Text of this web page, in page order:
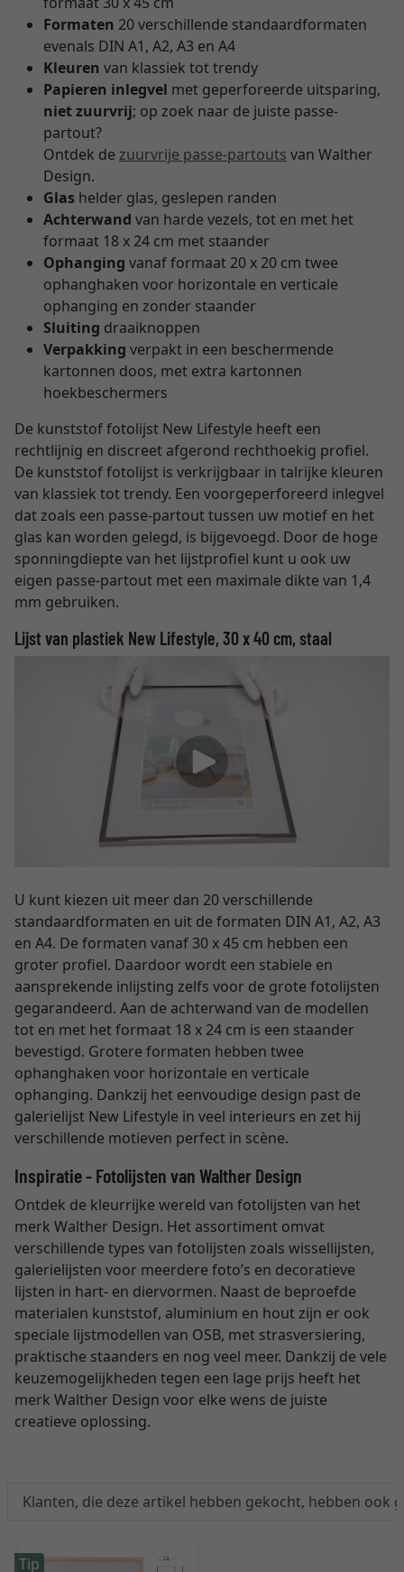
Formaten 20 verschillende standaardformaten
evenals DIN A1, A2, A3 en A4
Kleuren van klassiek tot trendy
Papieren inlegvel met geperforeerde uitsparing,
niet zuurvrij; op zoek naar de juiste passe-
partout?
Ontdek de zuurvrije passe-partouts van Walther
Design.
Glas helder glas, geslepen randen
Achterwand van harde vezels, tot en met het
formaat 18 x 24 cm met staander
Ophanging vanaf formaat 20 x 20 cm twee
ophanghaken voor horizontale en verticale
ophanging en zonder staander
Sluiting draaiknoppen
Verpakking verpakt in een beschermende
kartonnen doos, met extra kartonnen
hoekbeschermers
De kunststof fotolijst New Lifestyle heeft een
rechtlijnig en discreet afgerond rechthoekig profiel.
De kunststof fotolijst is verkrijgbaar in talrijke kleuren
van klassiek tot trendy. Een voorgeperforeerd inlegvel
dat zoals een passe-partout tussen uw motief en het
glas kan worden gelegd, is bijgevoegd. Door de hoge
sponningdiepte van het lijstprofiel kunt u ook uw
eigen passe-partout met een maximale dikte van 1,4
mm gebruiken.
Lijst van plastiek New Lifestyle, 30 x 40 cm, staal
U kunt kiezen uit meer dan 20 verschillende
standaardformaten en uit de formaten DIN A1, A2, A3
en A4. De formaten vanaf 30 x 45 cm hebben een
groter profiel. Daardoor wordt een stabiele en
aansprekende inlijsting zelfs voor de grote fotolijsten
gegarandeerd. Aan de achterwand van de modellen
tot en met het formaat 18 x 24 cm is een staander
bevestigd. Grotere formaten hebben twee
ophanghaken voor horizontale en verticale
ophanging. Dankzij het eenvoudige design past de
galerielijst New Lifestyle in veel interieurs en zet hij
verschillende motieven perfect in scène.
Inspiratie - Fotolijsten van Walther Design
Ontdek de kleurrijke wereld van fotolijsten van het
merk Walther Design. Het assortiment omvat
verschillende types van fotolijsten zoals wissellijsten,
galerielijsten voor meerdere foto’s en decoratieve
lijsten in hart- en diervormen. Naast de beproefde
materialen kunststof, aluminium en hout zijn er ook
speciale lijstmodellen van OSB, met strasversiering,
praktische staanders en nog veel meer. Dankzij de vele
keuzemogelijkheden tegen een lage prijs heeft het
merk Walther Design voor elke wens de juiste
creatieve oplossing.
Klanten, die deze artikel hebben gekocht, hebben ook
Tip